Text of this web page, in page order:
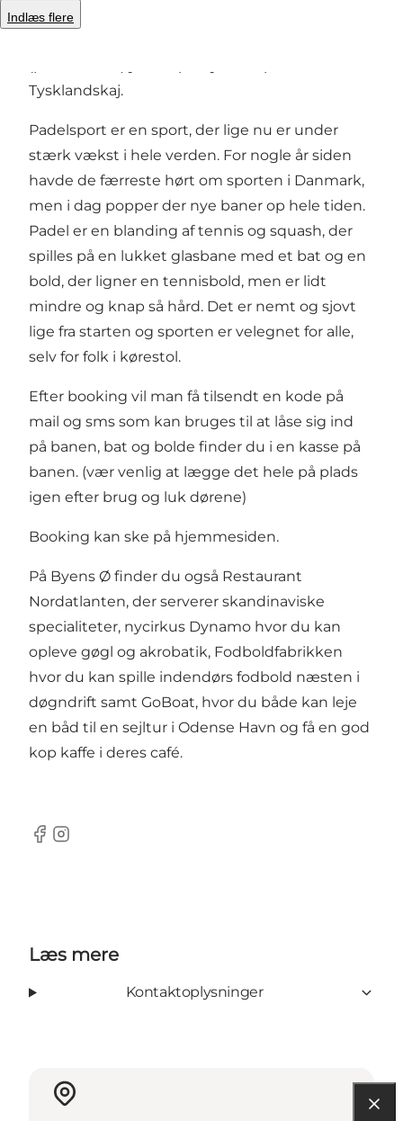
Indlæs flere
med ned at prøve den nye sport padel på
Tysklandskaj.
Padelsport er en sport, der lige nu er under
stærk vækst i hele verden. For nogle år siden
havde de færreste hørt om sporten i Danmark,
men i dag popper der nye baner op hele tiden.
Padel er en blanding af tennis og squash, der
spilles på en lukket glasbane med et bat og en
bold, der ligner en tennisbold, men er lidt
mindre og knap så hård. Det er nemt og sjovt
lige fra starten og sporten er velegnet for alle,
selv for folk i kørestol.
Efter booking vil man få tilsendt en kode på
mail og sms som kan bruges til at låse sig ind
på banen, bat og bolde finder du i en kasse på
banen. (vær venlig at lægge det hele på plads
igen efter brug og luk dørene)
Booking kan ske på hjemmesiden.
På Byens Ø finder du også Restaurant
Nordatlanten, der serverer skandinaviske
specialiteter, nycirkus Dynamo hvor du kan
opleve gøgl og akrobatik, Fodboldfabrikken
hvor du kan spille indendørs fodbold næsten i
døgndrift samt GoBoat, hvor du både kan leje
en båd til en sejltur i Odense Havn og få en god
kop kaffe i deres café.
Facebook
Instagram
Læs mere
Kontaktoplysninger